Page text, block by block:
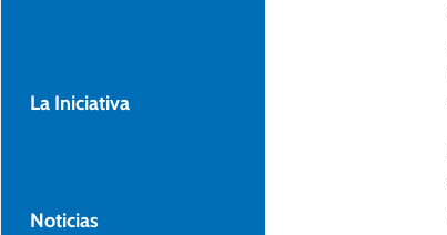
La Iniciativa
Noticias